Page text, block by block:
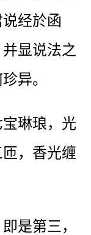
经於函
显说法之
异。
琳琅，光
，香光缠
是第三，